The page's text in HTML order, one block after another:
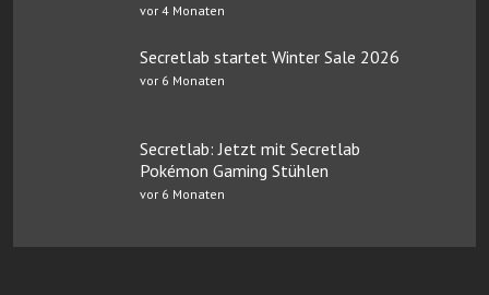
vor 4 Monaten
Secretlab startet Winter Sale 2026
vor 6 Monaten
Secretlab: Jetzt mit Secretlab
Pokémon Gaming Stühlen
vor 6 Monaten